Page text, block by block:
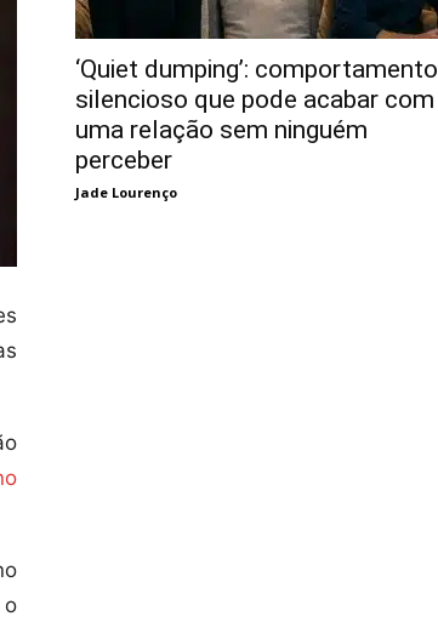
o
‘Quiet dumping’: comportamento
silencioso que pode acabar com
uma relação sem ninguém
perceber
Jade Lourenço